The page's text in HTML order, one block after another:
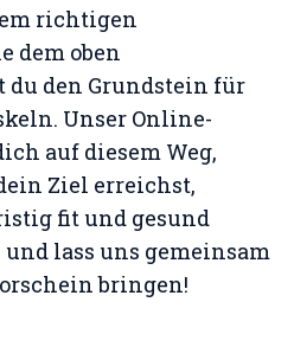
richtigen
dem oben
du den Grundstein für
Unser Online-
auf diesem Weg,
Ziel erreichst,
fit und gesund
lass uns gemeinsam
bringen!